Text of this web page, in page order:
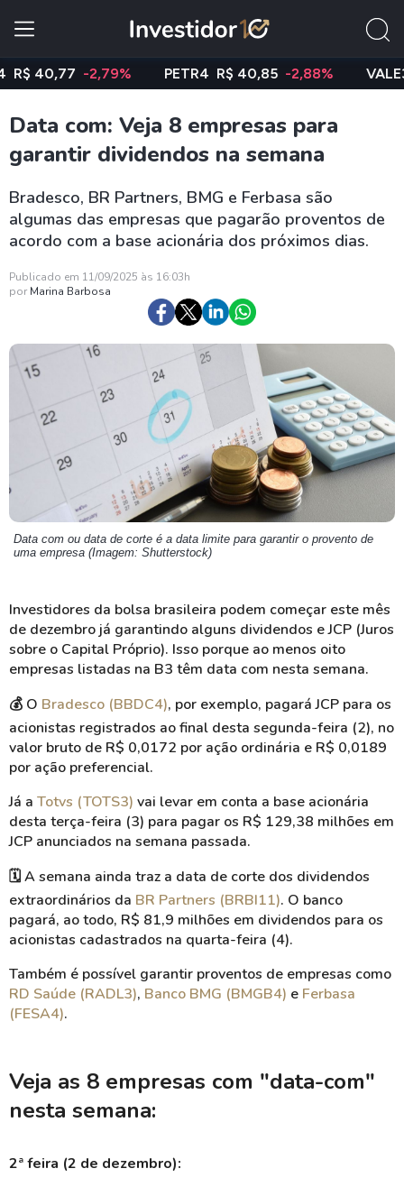
-2,79% PETR4 R$ 40,85 -2,88% VALE3 R$
Data com: Veja 8 empresas para
garantir dividendos na semana
Bradesco, BR Partners, BMG e Ferbasa são
algumas das empresas que pagarão proventos de
acordo com a base acionária dos próximos dias.
Publicado em 11/09/2025 às 16:03h
por Marina Barbosa
Data com ou data de corte é a data limite para garantir o provento de
uma empresa (Imagem: Shutterstock)
Investidores da bolsa brasileira podem começar este mês
de dezembro já garantindo alguns dividendos e JCP (Juros
sobre o Capital Próprio). Isso porque ao menos oito
empresas listadas na B3 têm data com nesta semana.
💰 O Bradesco (BBDC4), por exemplo, pagará JCP para os
acionistas registrados ao final desta segunda-feira (2), no
valor bruto de R$ 0,0172 por ação ordinária e R$ 0,0189
por ação preferencial.
Já a Totvs (TOTS3) vai levar em conta a base acionária
desta terça-feira (3) para pagar os R$ 129,38 milhões em
JCP anunciados na semana passada.
🗓️A semana ainda traz a data de corte dos dividendos
extraordinários da BR Partners (BRBI11). O banco
pagará, ao todo, R$ 81,9 milhões em dividendos para os
acionistas cadastrados na quarta-feira (4).
Também é possível garantir proventos de empresas como
RD Saúde (RADL3), Banco BMG (BMGB4) e Ferbasa
(FESA4).
Veja as 8 empresas com "data-com"
nesta semana:
2ª feira (2 de dezembro):